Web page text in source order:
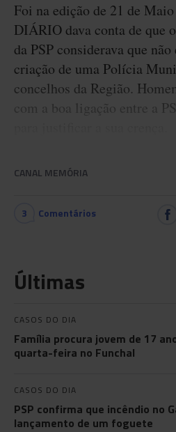
Foi na edição de 21 de
DIÁRIO dava conta de que
da PSP considerava que não
criação de uma Polícia
concelhos da Região.
com a boa ligação entre a
CANAL MEMÓRIA
3 Comentários
Últimas
CASOS DO DIA
Família procura jovem de 17
quarta-feira no Funchal
CASOS DO DIA
PSP confirma que incêndio no
lançamento de um foguete